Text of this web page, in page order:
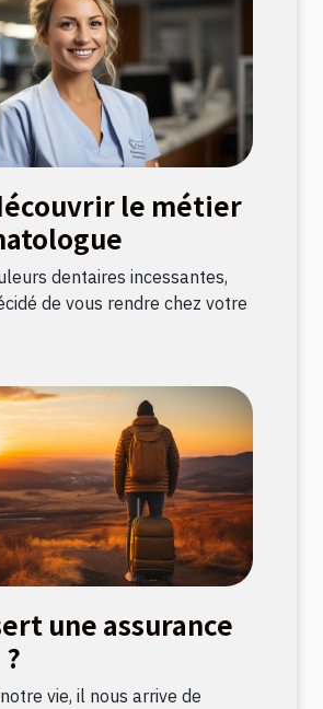
le métier
dentaires incessantes,
de vous rendre chez votre
une assurance
vie, il nous arrive de